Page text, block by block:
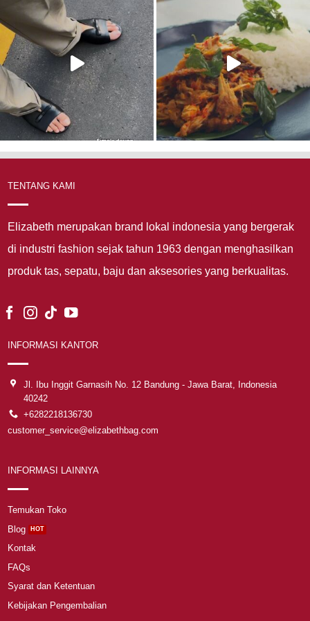
TENTANG KAMI
Elizabeth merupakan brand lokal indonesia yang bergerak
di industri fashion sejak tahun 1963 dengan menghasilkan
produk tas, sepatu, baju dan aksesories yang berkualitas.
INFORMASI KANTOR
Jl. Ibu Inggit Garnasih No. 12 Bandung - Jawa Barat, Indonesia
40242
+6282218136730
customer_service@elizabethbag.com
INFORMASI LAINNYA
Temukan Toko
Blog
Kontak
FAQs
Syarat dan Ketentuan
Kebijakan Pengembalian